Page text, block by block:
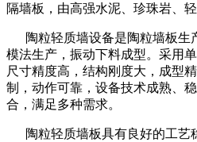
隔墙板，由高强水泥、珍珠岩、
陶粒轻质墙设备是陶粒墙板生
模法生产，振动下料成型。采用
尺寸精度高，结构刚度大，成型
制，动作可靠，设备技术成熟、
合，满足多种需求。
陶粒轻质墙板具有良好的工艺